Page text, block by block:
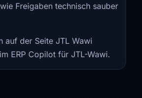
Freigaben technisch sauber
auf der Seite JTL Wawi
ERP Copilot für JTL-Wawi.